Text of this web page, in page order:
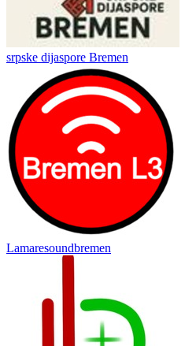
srpske dijaspore Bremen
Lamaresoundbremen